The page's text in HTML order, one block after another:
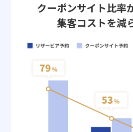
クーポンサイト比率
集客コストを減